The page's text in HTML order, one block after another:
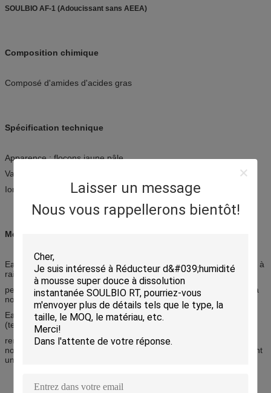
Laisser un message
Nous vous rappellerons bientôt!
SOULBIO AF-1 (Adoucissant sans AEEA)
Composition chimique
Composé d'amides d'acides gras
Spécification technique
Apparence : flocons jaune pâle
Valeur PH : 3 à 5 (solution à 5-10%)
Ionicité : cationique faible
Méthode de dissolution
Eau froide : Ajouter progressivement les flocons dans l'eau (30°C) à
raison de 5-10%, remuer
pendant 3-5 minutes, puis laisser reposer toute une nuit, remuer à
nouveau progressivement pour obtenir une pâte homogène.
Eau chaude : Ajouter progressivement les flocons dans l'eau
(température ambiante) à raison de 5-10%,
remuer pendant 3-5 minutes, chauffer à 65-70°C et remuer à
nouveau pendant 30-60 minutes jusqu'à ce que les flocons forment
une pâte homogène, puis laisser refroidir.